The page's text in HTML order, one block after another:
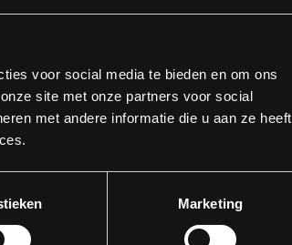
voor social media te bieden en om ons
site met onze partners voor social
met andere informatie die u aan ze heeft
Marketing